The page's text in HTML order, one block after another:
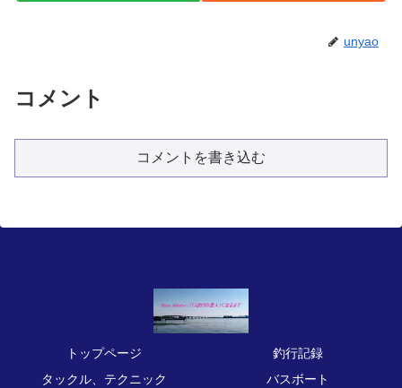
unyao
コメント
コメントを書き込む
トップページ
釣行記録
タックル、テクニック
バスボート